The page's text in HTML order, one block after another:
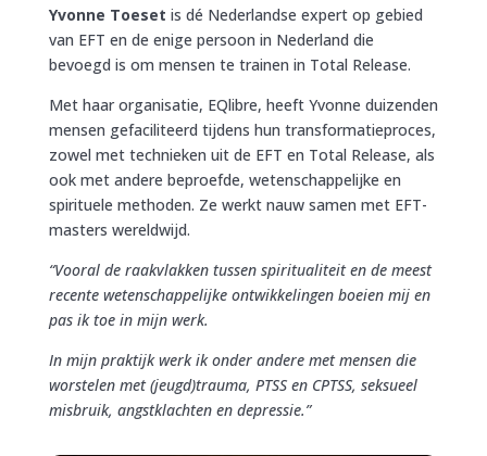
Yvonne Toeset is dé Nederlandse expert op gebied
van EFT en de enige persoon in Nederland die
bevoegd is om mensen te trainen in Total Release.
Met haar organisatie, EQlibre, heeft Yvonne duizenden
mensen gefaciliteerd tijdens hun transformatieproces,
zowel met technieken uit de EFT en Total Release, als
ook met andere beproefde, wetenschappelijke en
spirituele methoden. Ze werkt nauw samen met EFT-
masters wereldwijd.
“Vooral de raakvlakken tussen spiritualiteit en de meest
recente wetenschappelijke ontwikkelingen boeien mij en
pas ik toe in mijn werk.
In mijn praktijk werk ik onder andere met mensen die
worstelen met (jeugd)trauma, PTSS en CPTSS, seksueel
misbruik, angstklachten en depressie.”